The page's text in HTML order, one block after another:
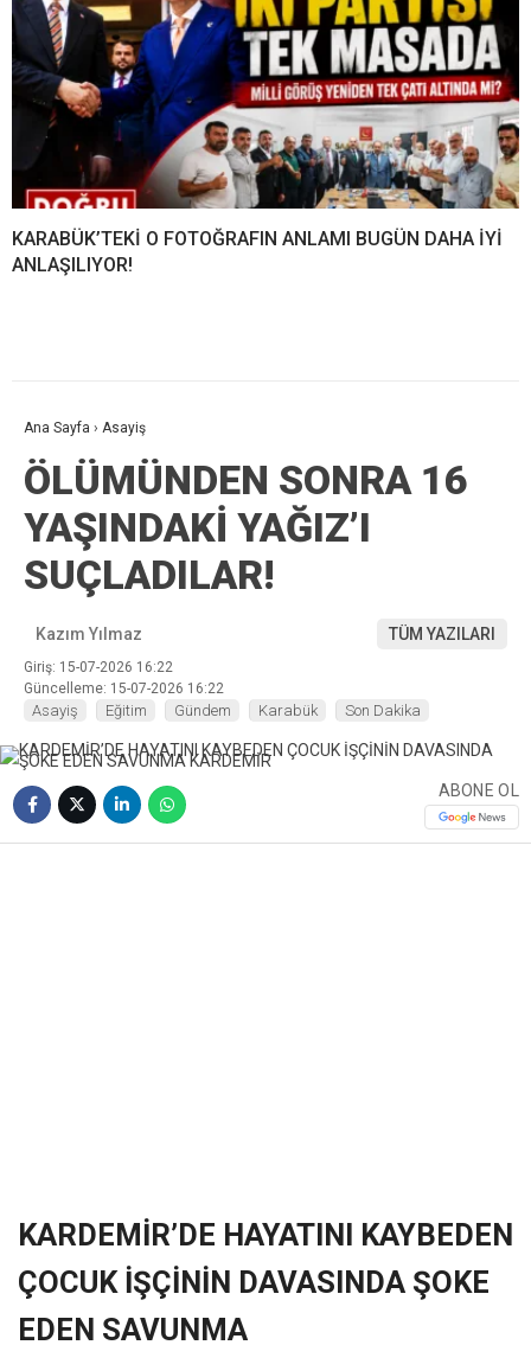
KARABÜK’TEKİ O FOTOĞRAFIN ANLAMI BUGÜN DAHA İYİ
ANLAŞILIYOR!
Ana Sayfa › Asayiş
ÖLÜMÜNDEN SONRA 16
YAŞINDAKİ YAĞIZ’I
SUÇLADILAR!
Kazım Yılmaz TÜM YAZILARI
Giriş: 15-07-2026 16:22
Güncelleme: 15-07-2026 16:22
Asayiş Eğitim Gündem Karabük Son Dakika
ABONE OL
KARDEMİR’DE HAYATINI KAYBEDEN
ÇOCUK İŞÇİNİN DAVASINDA ŞOKE
EDEN SAVUNMA